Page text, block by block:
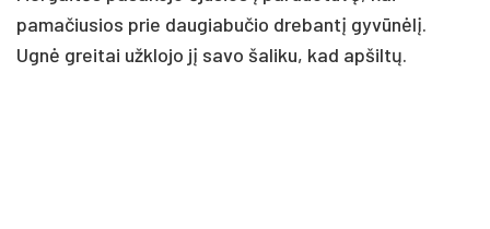
pamačiusios prie daugiabučio drebantį gyvūnėlį.
Ugnė greitai užklojo jį savo šaliku, kad apšiltų.